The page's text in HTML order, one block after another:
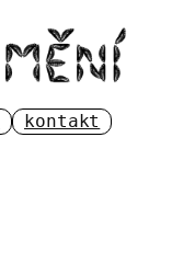
kontakt